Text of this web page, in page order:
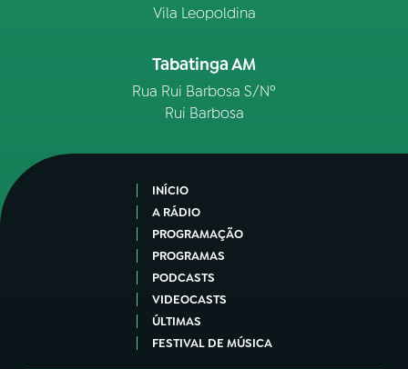
Vila Leopoldina
Tabatinga AM
Rua Rui Barbosa S/Nº
Rui Barbosa
INÍCIO
A RÁDIO
PROGRAMAÇÃO
PROGRAMAS
PODCASTS
VIDEOCASTS
ÚLTIMAS
FESTIVAL DE MÚSICA